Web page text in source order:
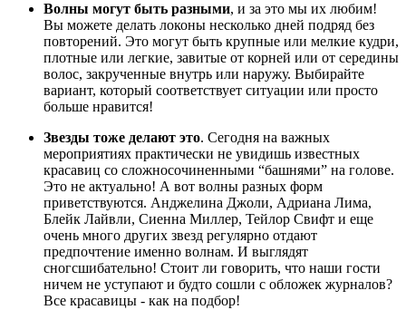
Волны могут быть разными, и за это мы их любим!
Вы можете делать локоны несколько дней подряд без
повторений. Это могут быть крупные или мелкие кудри,
плотные или легкие, завитые от корней или от середины
волос, закрученные внутрь или наружу. Выбирайте
вариант, который соответствует ситуации или просто
больше нравится!
Звезды тоже делают это. Сегодня на важных
мероприятиях практически не увидишь известных
красавиц со сложносочиненными “башнями” на голове.
Это не актуально! А вот волны разных форм
приветствуются. Анджелина Джоли, Адриана Лима,
Блейк Лайвли, Сиенна Миллер, Тейлор Свифт и еще
очень много других звезд регулярно отдают
предпочтение именно волнам. И выглядят
сногсшибательно! Стоит ли говорить, что наши гости
ничем не уступают и будто сошли с обложек журналов?
Все красавицы - как на подбор!